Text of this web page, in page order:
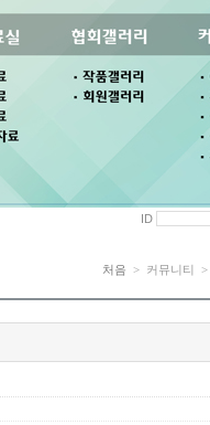
ID
처음 > 커뮤니티 >